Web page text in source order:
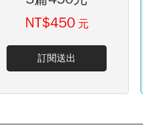
NT$450 元
訂閱送出